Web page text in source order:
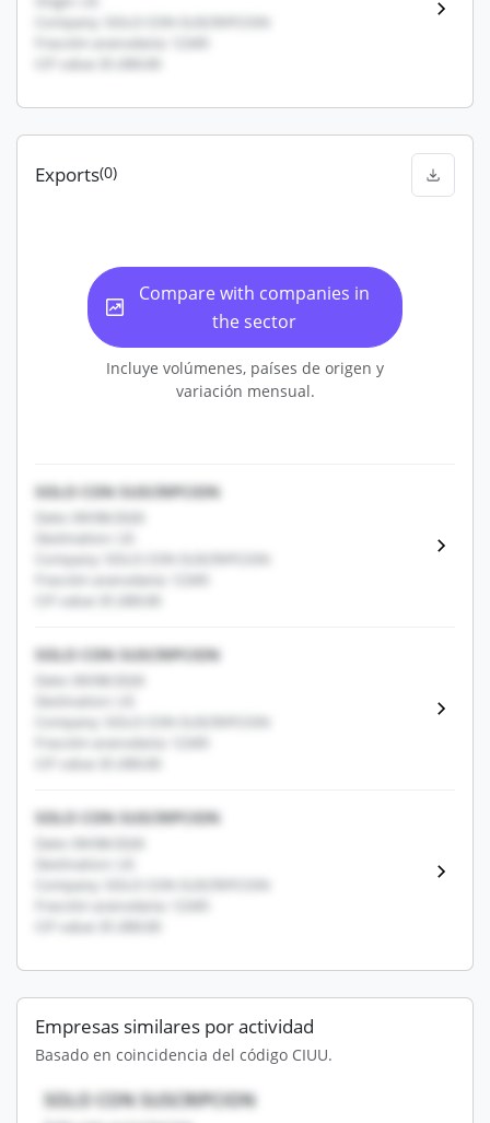
Company: SOLO CON SUSCRIPCION
Fracción arancelaria: 12345
CIF value: $1,000.00
Exports(0)
Compare with companies in
the sector
Incluye volúmenes, países de origen y
variación mensual.
SOLO CON SUSCRIPCION
Date: 09/08/2026
Destination: US
Company: SOLO CON SUSCRIPCION
Fracción arancelaria: 12345
CIF value: $1,000.00
SOLO CON SUSCRIPCION
Date: 09/08/2026
Destination: US
Company: SOLO CON SUSCRIPCION
Fracción arancelaria: 12345
CIF value: $1,000.00
SOLO CON SUSCRIPCION
Date: 09/08/2026
Destination: US
Company: SOLO CON SUSCRIPCION
Fracción arancelaria: 12345
CIF value: $1,000.00
Empresas similares por actividad
Basado en coincidencia del código CIUU.
SOLO CON SUSCRIPCION